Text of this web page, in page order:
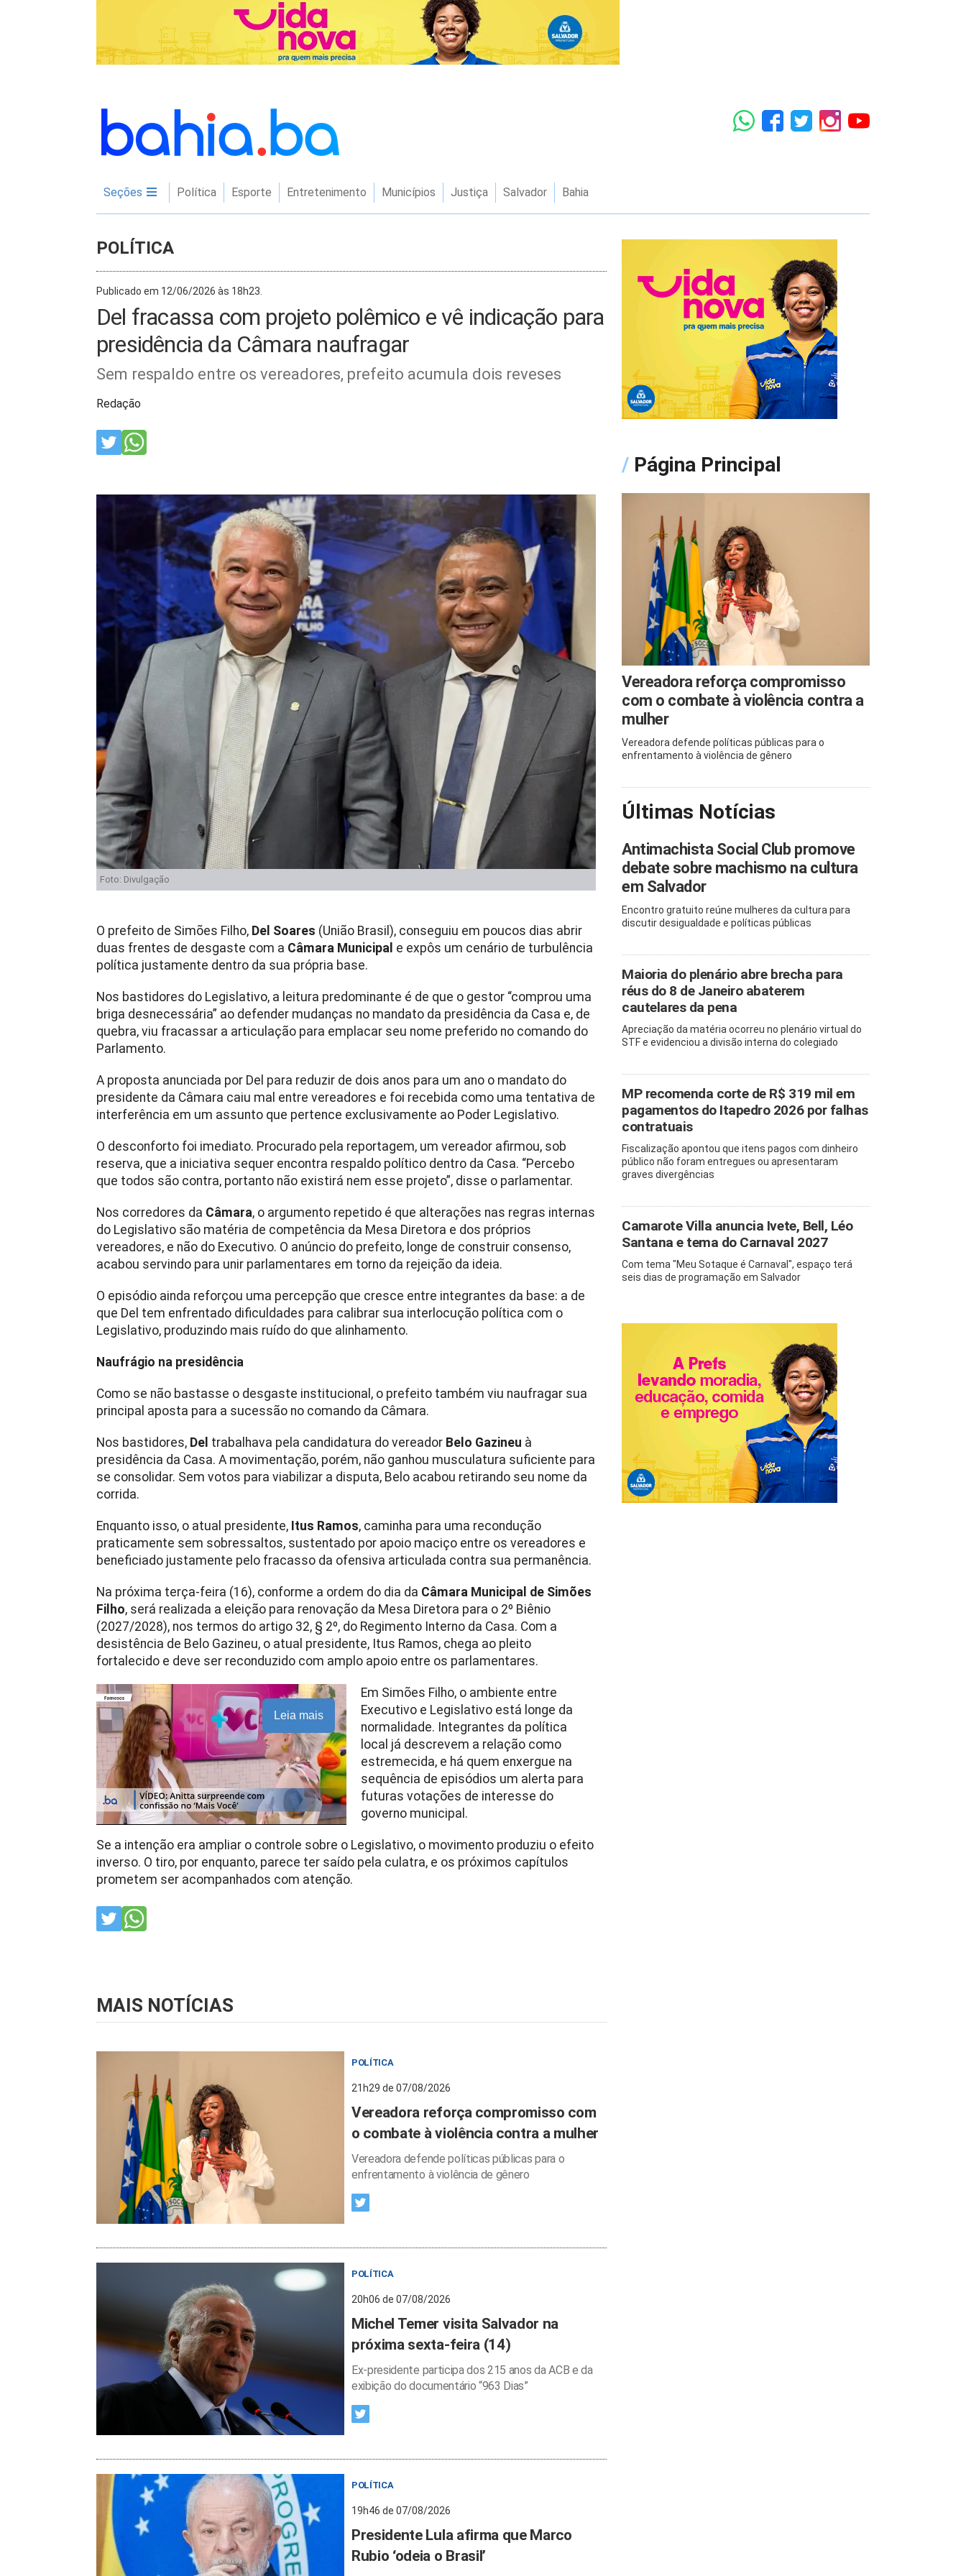
Seções Política Esporte Entretenimento Municípios Justiça Salvador Bahia
POLÍTICA
Publicado em 12/06/2026 às 18h23.
Del fracassa com projeto polêmico e vê indicação para
presidência da Câmara naufragar
Sem respaldo entre os vereadores, prefeito acumula dois reveses
Redação
Foto: Divulgação
O prefeito de Simões Filho, Del Soares (União Brasil), conseguiu em poucos dias abrir
duas frentes de desgaste com a Câmara Municipal e expôs um cenário de turbulência
política justamente dentro da sua própria base.
Nos bastidores do Legislativo, a leitura predominante é de que o gestor “comprou uma
briga desnecessária” ao defender mudanças no mandato da presidência da Casa e, de
quebra, viu fracassar a articulação para emplacar seu nome preferido no comando do
Parlamento.
A proposta anunciada por Del para reduzir de dois anos para um ano o mandato do
presidente da Câmara caiu mal entre vereadores e foi recebida como uma tentativa de
interferência em um assunto que pertence exclusivamente ao Poder Legislativo.
O desconforto foi imediato. Procurado pela reportagem, um vereador afirmou, sob
reserva, que a iniciativa sequer encontra respaldo político dentro da Casa. “Percebo
que todos são contra, portanto não existirá nem esse projeto”, disse o parlamentar.
Nos corredores da Câmara, o argumento repetido é que alterações nas regras internas
do Legislativo são matéria de competência da Mesa Diretora e dos próprios
vereadores, e não do Executivo. O anúncio do prefeito, longe de construir consenso,
acabou servindo para unir parlamentares em torno da rejeição da ideia.
O episódio ainda reforçou uma percepção que cresce entre integrantes da base: a de
que Del tem enfrentado dificuldades para calibrar sua interlocução política com o
Legislativo, produzindo mais ruído do que alinhamento.
Naufrágio na presidência
Como se não bastasse o desgaste institucional, o prefeito também viu naufragar sua
principal aposta para a sucessão no comando da Câmara.
Nos bastidores, Del trabalhava pela candidatura do vereador Belo Gazineu à
presidência da Casa. A movimentação, porém, não ganhou musculatura suficiente para
se consolidar. Sem votos para viabilizar a disputa, Belo acabou retirando seu nome da
corrida.
Enquanto isso, o atual presidente, Itus Ramos, caminha para uma recondução
praticamente sem sobressaltos, sustentado por apoio maciço entre os vereadores e
beneficiado justamente pelo fracasso da ofensiva articulada contra sua permanência.
Na próxima terça-feira (16), conforme a ordem do dia da Câmara Municipal de Simões
Filho, será realizada a eleição para renovação da Mesa Diretora para o 2º Biênio
(2027/2028), nos termos do artigo 32, § 2º, do Regimento Interno da Casa. Com a
desistência de Belo Gazineu, o atual presidente, Itus Ramos, chega ao pleito
fortalecido e deve ser reconduzido com amplo apoio entre os parlamentares.
Leia mais
Em Simões Filho, o ambiente entre
Executivo e Legislativo está longe da
normalidade. Integrantes da política
local já descrevem a relação como
estremecida, e há quem enxergue na
sequência de episódios um alerta para
futuras votações de interesse do
governo municipal.
Se a intenção era ampliar o controle sobre o Legislativo, o movimento produziu o efeito
inverso. O tiro, por enquanto, parece ter saído pela culatra, e os próximos capítulos
prometem ser acompanhados com atenção.
MAIS NOTÍCIAS
POLÍTICA
21h29 de 07/08/2026
Vereadora reforça compromisso com
o combate à violência contra a mulher
Vereadora defende políticas públicas para o
enfrentamento à violência de gênero
POLÍTICA
20h06 de 07/08/2026
Michel Temer visita Salvador na
próxima sexta-feira (14)
Ex-presidente participa dos 215 anos da ACB e da
exibição do documentário “963 Dias”
POLÍTICA
19h46 de 07/08/2026
Presidente Lula afirma que Marco
Rubio ‘odeia o Brasil’
/ Página Principal
Vereadora reforça compromisso
com o combate à violência contra a
mulher
Vereadora defende políticas públicas para o
enfrentamento à violência de gênero
Últimas Notícias
Antimachista Social Club promove
debate sobre machismo na cultura
em Salvador
Encontro gratuito reúne mulheres da cultura para
discutir desigualdade e políticas públicas
Maioria do plenário abre brecha para
réus do 8 de Janeiro abaterem
cautelares da pena
Apreciação da matéria ocorreu no plenário virtual do
STF e evidenciou a divisão interna do colegiado
MP recomenda corte de R$ 319 mil em
pagamentos do Itapedro 2026 por falhas
contratuais
Fiscalização apontou que itens pagos com dinheiro
público não foram entregues ou apresentaram
graves divergências
Camarote Villa anuncia Ivete, Bell, Léo
Santana e tema do Carnaval 2027
Com tema "Meu Sotaque é Carnaval", espaço terá
seis dias de programação em Salvador